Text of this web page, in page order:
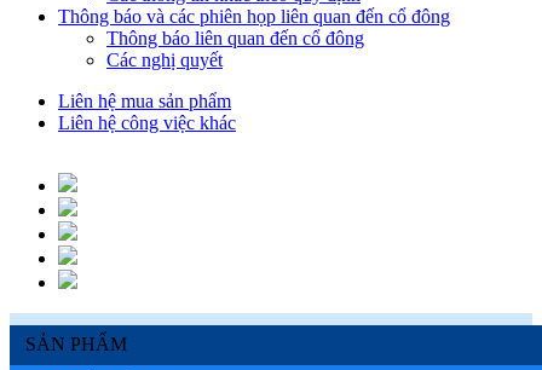
Thông báo và các phiên họp liên quan đến cổ đông
Thông báo liên quan đến cổ đông
Các nghị quyết
Liên hệ mua sản phẩm
Liên hệ công việc khác
SẢN PHẨM